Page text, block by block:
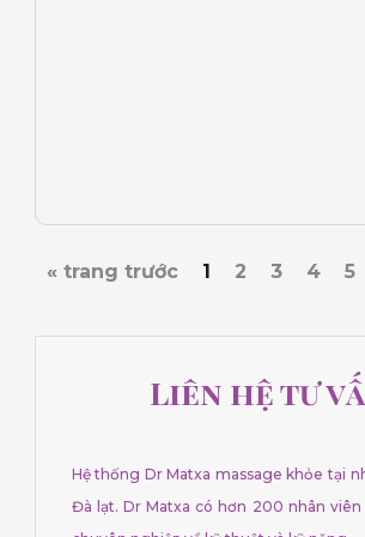
« trang trước 1 2 3 4 5
Liên hệ tư
Hệ thống Dr Matxa massage khỏe tại
Đà lạt. Dr Matxa có hơn 200 nhân viên